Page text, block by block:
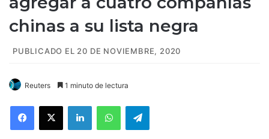
chinas a su lista negra
PUBLICADO EL 20 DE NOVIEMBRE, 2020
Reuters 1 minuto de lectura